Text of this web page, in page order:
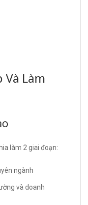
Và Làm
làm 2 giai đoạn:
ngành
và doanh